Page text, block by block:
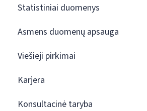
Statistiniai duomenys
Asmens duomenų apsauga
Viešieji pirkimai
Karjera
Konsultacinė taryba